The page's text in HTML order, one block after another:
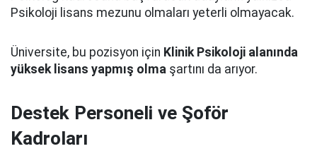
Psikoloji lisans mezunu olmaları yeterli olmayacak.
Üniversite, bu pozisyon için Klinik Psikoloji alanında
yüksek lisans yapmış olma şartını da arıyor.
Destek Personeli ve Şoför
Kadroları